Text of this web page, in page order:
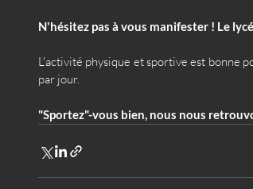
N'hésitez pas à vous manifester ! Le
L'activité physique et sportive est bonne
par jour.
"Sportez"-vous bien, nous nous